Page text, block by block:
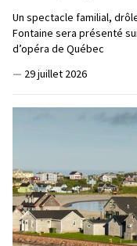
Un spectacle familial,
Fontaine sera présenté
d’opéra de Québec
— 29 juillet 2026